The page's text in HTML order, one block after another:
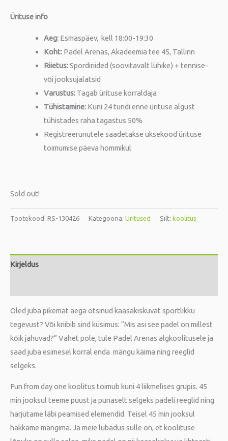
Ürituse info
Aeg:Esmaspäev, kell 18:00-19:30
Koht:Padel Arenas, Akadeemia tee 45, Tallinn
Riietus:Spordiriided (soovitavalt lühike) + tennise-
või jooksujalatsid
Varustus:Tagab ürituse korraldaja
Tühistamine:Kuni 24 tundi enne ürituse algust
tühistades raha tagastus 50%
Registreerunutele saadetakse uksekood ürituse
toimumise päeva hommikul
Sold out!
Tootekood: RS-130426 Kategooria: Üritused Silt: koolitus
Kirjeldus
Oled juba pikemat aega otsinud kaasakiskuvat sportlikku
tegevust? Või kriibib sind küsimus: “Mis asi see padel on millest
kõik jahuvad?” Vahet pole, tule Padel Arenas algkoolitusele ja
saad juba esimesel korral enda mängu käima ning reeglid
selgeks.
Fun from day one koolitus toimub kuni 4 liikmelises grupis. 45
min jooksul teeme puust ja punaselt selgeks padeli reeglid ning
harjutame läbi peamised elemendid. Teisel 45 min jooksul
hakkame mängima. Ja meie lubadus sulle on, et koolituse